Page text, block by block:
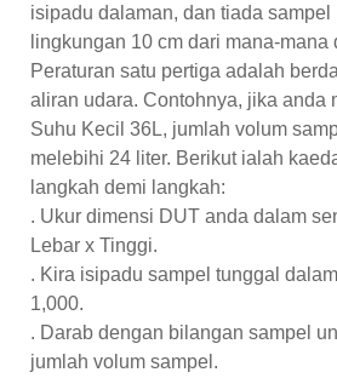
isipadu dalaman, dan tiada sampel
lingkungan 10 cm dari mana-
Peraturan satu pertiga adalah
aliran udara. Contohnya, jika anda
Suhu Kecil 36L, jumlah volum
melebihi 24 liter. Berikut ialah
langkah demi langkah:
. Ukur dimensi DUT anda dalam
Lebar x Tinggi.
. Kira isipadu sampel tunggal
1,000.
. Darab dengan bilangan sampel
jumlah volum sampel.